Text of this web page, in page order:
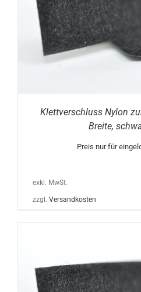
Klettverschluss Nylon
Breite,
Preis nur für
exkl. MwSt.
zzgl. Versandkosten